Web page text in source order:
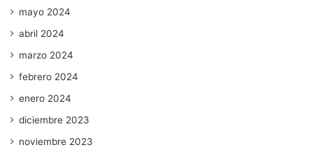
mayo 2024
abril 2024
marzo 2024
febrero 2024
enero 2024
diciembre 2023
noviembre 2023